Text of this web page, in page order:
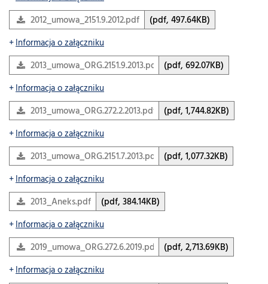
2012_umowa_2151.9.2012.pdf
(pdf, 497.64KB)
Informacja o załączniku
2013_umowa_ORG.2151.9.2013.pdf
(pdf, 692.07KB)
Informacja o załączniku
2013_umowa_ORG.272.2.2013.pdf
(pdf, 1,744.82KB)
Informacja o załączniku
2013_umowa_ORG.2151.7.2013.pdf
(pdf, 1,077.32KB)
Informacja o załączniku
2013_Aneks.pdf
(pdf, 384.14KB)
Informacja o załączniku
2019_umowa_ORG.272.6.2019.pdf
(pdf, 2,713.69KB)
Informacja o załączniku